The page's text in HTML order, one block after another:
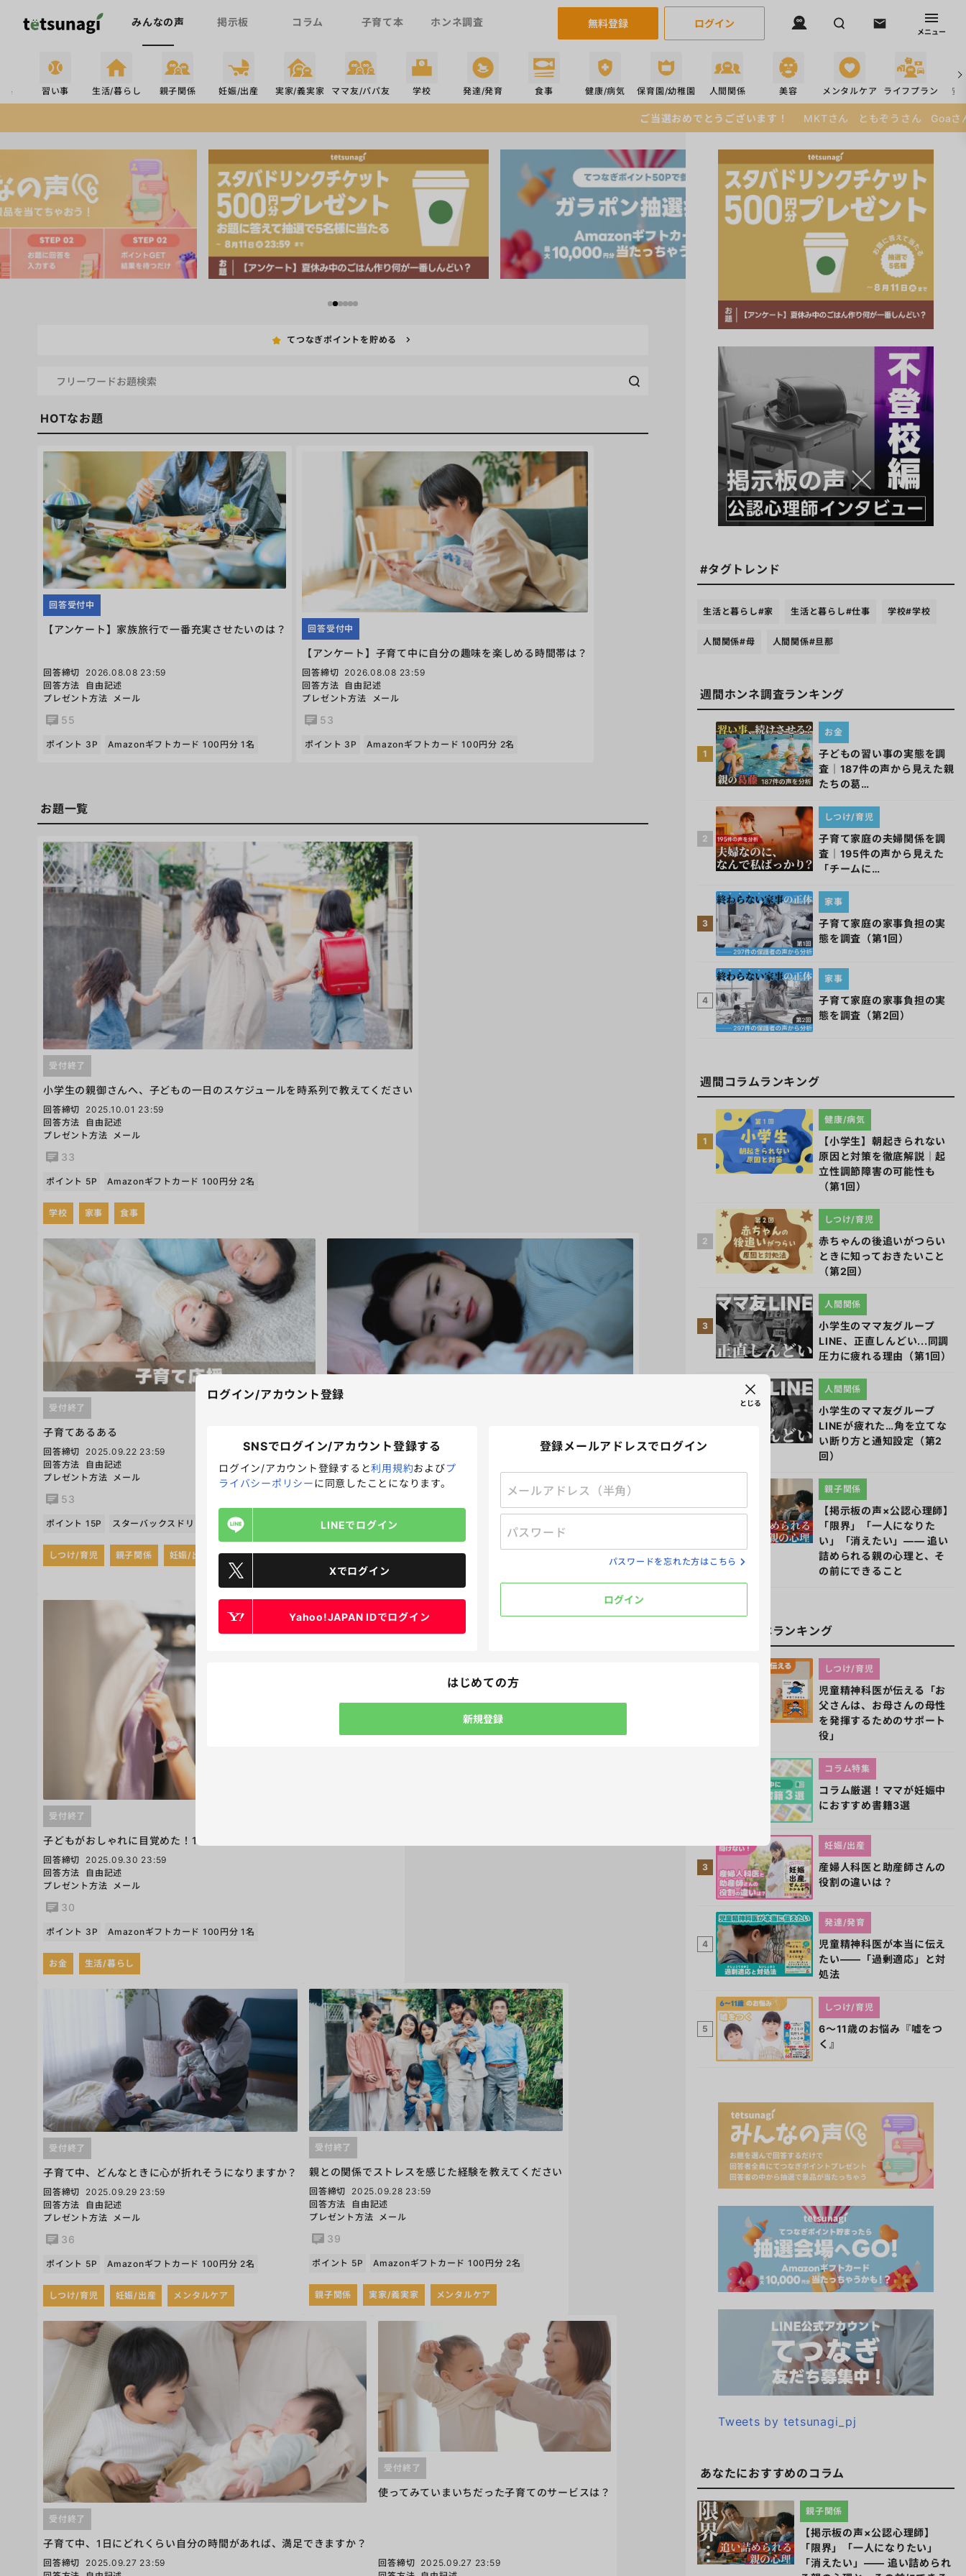
みんなの声 掲示板 コラム 子育て本 ホンネ調査 無料登録 ログイン
メニュー
係 習い事 生活/暮らし 親子関係 妊娠/出産 実家/義実家 ママ友/パパ友 学校 発達/発育 食事 健康/病気 保育園/幼稚園 人間関係 美容 メンタルケア ライフプラン 安
ご当選おめでとうございます！ MKTさん ともぞうさん Goaさん えぬさん あみあみさ
てつなぎポイントを貯める
HOTなお題
【アンケート】家族旅行で一番充実させたいのは？
回答受付中
回答締切
2026.08.08 23:59
回答方法
自由記述
プレゼント方法
メール
55
ポイント 3P Amazonギフトカード 100円分 1名
【アンケート】子育て中に自分の趣味を楽しめる時間帯は？
回答受付中
回答締切 2026.08.08 23:59
回答方法 自由記述
プレゼント方法
メール
53
ポイント 3P Amazonギフトカード 100円分 2名
お題一覧
小学生の親御さんへ、子どもの一日のスケジュールを時系列で教えてください
受付終了
回答締切
2025.10.01 23:59
回答方法
自由記述
プレゼント方法 メール
33
ポイント 5P Amazonギフトカード 100円分 2名
学校 家事 食事
子育てあるある
受付終了
回答締切
2025.09.22 23:59
回答方法
自由記述
プレゼント方法 メール
53
ポイント 15P スターバックスドリンクチケット 500円分 5名
しつけ/育児 親子関係 妊娠/出産
夜泣きに効果的なおすすめの寝かしつけグッズを教えてください
回答締切 2025.10.01 23:59
回答方法 自由記述
43
ポイント 5P Amazonギフトカード 100円分 2名
しつけ/育児
子どもがおしゃれに目覚めた！1カ月の子どもの服の予算はいくらにする？
受付終了
回答締切
2025.09.30 23:59
回答方法
自由記述
プレゼント方法
メール
30
ポイント 3P Amazonギフトカード 100円分 1名
お金 生活/暮らし
子育て中、どんなときに心が折れそうになりますか？
受付終了
回答締切
2025.09.29 23:59
回答方法
自由記述
プレゼント方法
メール
36
ポイント 5P Amazonギフトカード 100円分 2名
しつけ/育児 妊娠/出産 メンタルケア
親との関係でストレスを感じた経験を教えてください
受付終了
回答締切
2025.09.28 23:59
回答方法
自由記述
プレゼント方法 メール
39
ポイント 5P Amazonギフトカード 100円分 2名
親子関係 実家/義実家 メンタルケア
子育て中、1日にどれくらい自分の時間があれば、満足できますか？
受付終了
回答締切
2025.09.27 23:59
使ってみていまいちだった子育てのサービスは？
受付終了
回答締切 2025.09.27 23:59
#タグトレンド
生活と暮らし#家 生活と暮らし#仕事 学校#学校
人間関係#母 人間関係#旦那
週間ホンネ調査ランキング
1
子どもの習い事の実態を調
査｜187件の声から見えた親
たちの葛…
お金
2
子育て家庭の夫婦関係を調
査｜195件の声から見えた
「チームに…
しつけ/育児
3
子育て家庭の家事負担の実
態を調査（第1回）
家事
4
子育て家庭の家事負担の実
態を調査（第2回）
家事
週間コラムランキング
1
【小学生】朝起きられない
原因と対策を徹底解説｜起
立性調節障害の可能性も
（第1回）
健康/病気
2
赤ちゃんの後追いがつらい
ときに知っておきたいこと
（第2回）
しつけ/育児
3
小学生のママ友グループ
LINE、正直しんどい...同調
圧力に疲れる理由（第1回）
人間関係
小学生のママ友グループ
LINEが疲れた…角を立てな
い断り方と通知設定（第2
回）
人間関係
5
【掲示板の声×公認心理師】
「限界」「一人になりた
い」「消えたい」―― 追い
詰められる親の心理と、そ
の前にできること
親子関係
週間子育て本ランキング
児童精神科医が伝える「お
父さんは、お母さんの母性
を発揮するためのサポート
役」
しつけ/育児
コラム厳選！ママが妊娠中
におすすめ書籍3選
コラム特集
3
産婦人科医と助産師さんの
役割の違いは？
妊娠/出産
4
児童精神科医が本当に伝え
たい――「過剰適応」と対
処法
発達/発育
5
6～11歳のお悩み『嘘をつ
く』
しつけ/育児
Tweets by tetsunagi_pj
あなたにおすすめのコラム
【掲示板の声×公認心理師】
「限界」「一人になりたい」
「消えたい」―― 追い詰められ
親子関係
ログイン/アカウント登録
とじる
SNSでログイン/アカウント登録する
ログイン/アカウント登録すると利用規約およびプ
ライバシーポリシーに同意したことになります。
LINEでログイン
Xでログイン
Yahoo!JAPAN IDでログイン
登録メールアドレスでログイン
メールアドレス（半角）
パスワード
パスワードを忘れた方はこちら
ログイン
はじめての方
新規登録